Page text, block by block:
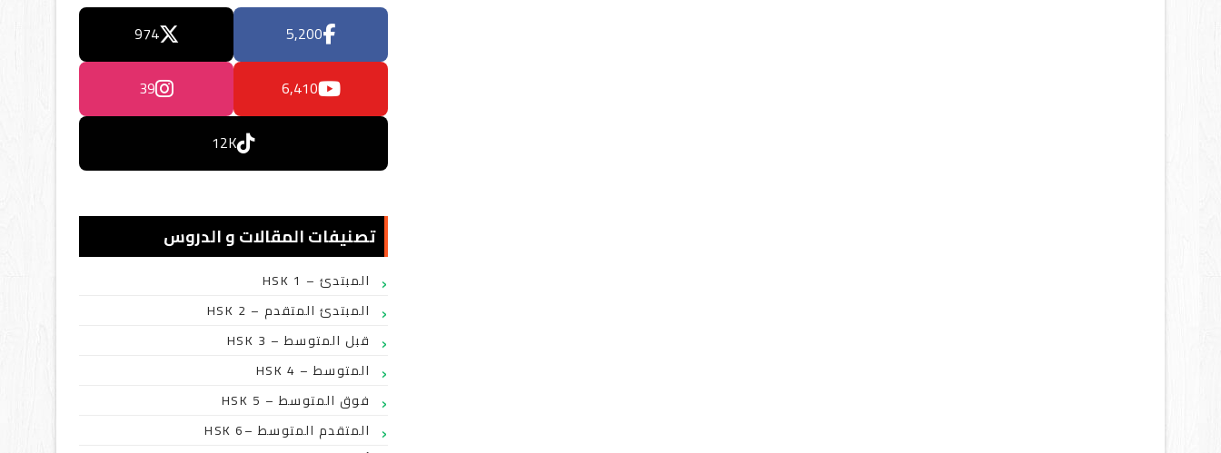
5,200
974
6,410
39
12K
تصنيفات المقالات و الدروس
HSK 1 – المبتدئ
HSK 2 – المبتدئ المتقدم
HSK 3 – قبل المتوسط
HSK 4 – المتوسط
HSK 5 – فوق المتوسط
HSK 6– المتقدم المتوسط